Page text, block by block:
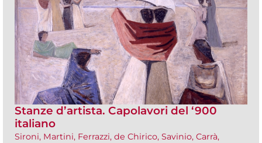
Stanze d’artista. Capolavori del ‘900
italiano
Sironi, Martini, Ferrazzi, de Chirico, Savinio, Carrà,